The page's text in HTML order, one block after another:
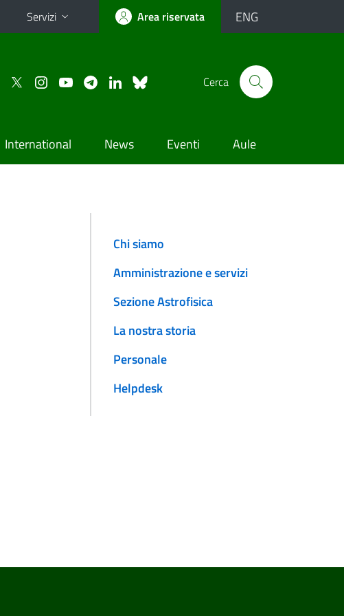
Servizi Area riservata ENG
Cerca
International News Eventi Aule
Chi siamo
Amministrazione e servizi
Sezione Astrofisica
La nostra storia
Personale
Helpdesk